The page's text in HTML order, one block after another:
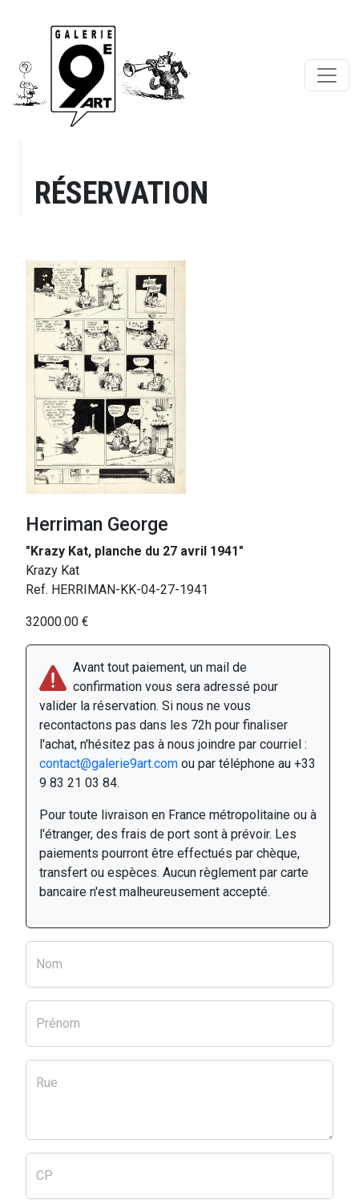
RÉSERVATION
Herriman George
"Krazy Kat, planche du 27 avril 1941"
Krazy Kat
Ref. HERRIMAN-KK-04-27-1941
32000.00 €
Avant tout paiement, un mail de
confirmation vous sera adressé pour
valider la réservation. Si nous ne vous
recontactons pas dans les 72h pour finaliser
l'achat, n'hésitez pas à nous joindre par courriel :
contact@galerie9art.com ou par téléphone au +33
9 83 21 03 84.
Pour toute livraison en France métropolitaine ou à
l'étranger, des frais de port sont à prévoir. Les
paiements pourront être effectués par chèque,
transfert ou espèces. Aucun règlement par carte
bancaire n'est malheureusement accepté.
Nom
Prénom
Rue
CP